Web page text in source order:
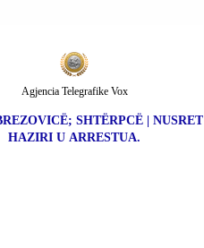
SHTËRPCË | NUSRET
HAZIRI U ARRESTUA.
Agjencia Telegrafike Vox